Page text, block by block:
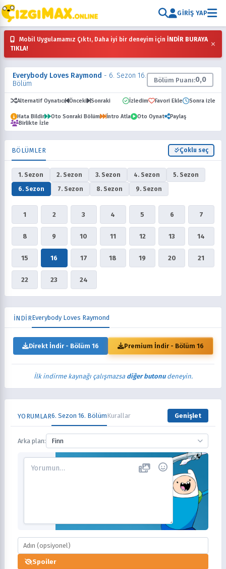
GIRIŞ YAP
Mobil Uygulamamız Çıktı, Daha iyi bir deneyim için İNDİR BURAYA
TIKLA!
×
Everybody Loves Raymond - 6. Sezon 16.
Bölüm
Bölüm Puanı:0,0
Alternatif Oynatıcı Önceki Sonraki İzledim Favori Ekle Sonra izle
Hata Bildir Oto Sonraki Bölüm İntro Atla Oto Oynat
Paylaş
Birlikte İzle
BÖLÜMLER Çoklu seç
1. Sezon 2. Sezon 3. Sezon 4. Sezon
5. Sezon
6. Sezon
7. Sezon 8. Sezon 9. Sezon
1 2 3 4 5 6 7
8 9 10 11 12 13 14
15 16 17 18 19 20 21
22 23 24
İNDİREverybody Loves Raymond
Direkt İndir - Bölüm 16 Premium İndir - Bölüm 16
İlk indirme kaynağı çalışmazsa diğer butonudeneyin.
YORUMLAR6. Sezon 16. BölümKurallar Genişlet
Arka plan: Finn
Spoiler